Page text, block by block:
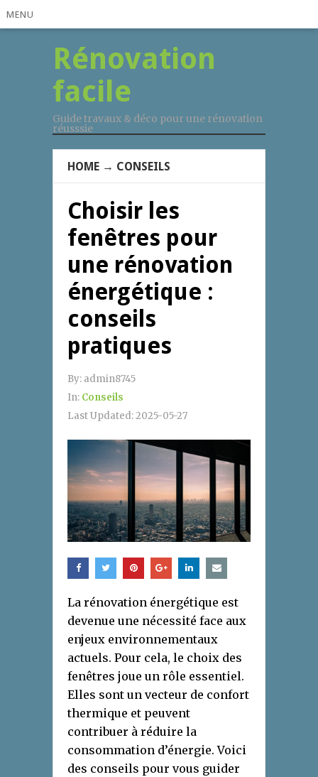
MENU
Rénovation
facile
Guide travaux & déco pour une rénovation
réusssie
HOME → CONSEILS
Choisir les
fenêtres pour
une rénovation
énergétique :
conseils
pratiques
By: admin8745
In: Conseils
Last Updated:2025-05-27
La rénovation énergétique est
devenue une nécessité face aux
enjeux environnementaux
actuels. Pour cela, le choix des
fenêtres joue un rôle essentiel.
Elles sont un vecteur de confort
thermique et peuvent
contribuer à réduire la
consommation d’énergie. Voici
des conseils pour vous guider